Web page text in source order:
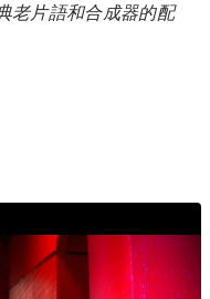
老片語和合成器的配